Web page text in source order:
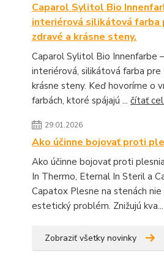
Caparol Sylitol Bio
interiérová silikátová farba
zdravé a krásne steny.
Caparol Sylitol Bio Innenfarbe
interiérová, silikátová farba pre
krásne steny. Keď hovoríme o
farbách, ktoré spájajú ... čítať
29.01.2026
Ako účinne bojovať proti
Ako účinne bojovať proti
In Thermo, Eternal In Steril a
Capatox Plesne na stenách nie
estetický problém. Znižujú kva...
Zobraziť všetky novinky